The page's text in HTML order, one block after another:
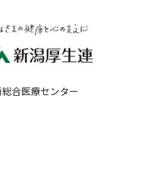
方針
合医療センター